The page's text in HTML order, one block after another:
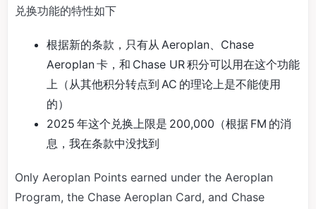
兑换功能的特性如下
根据新的条款，只有从 Aeroplan、Chase
Aeroplan 卡，和 Chase UR 积分可以用在这个功能
上（从其他积分转点到 AC 的理论上是不能使用
的）
2025 年这个兑换上限是 200,000（根据 FM 的消
息，我在条款中没找到
Only Aeroplan Points earned under the Aeroplan
Program, the Chase Aeroplan Card, and Chase